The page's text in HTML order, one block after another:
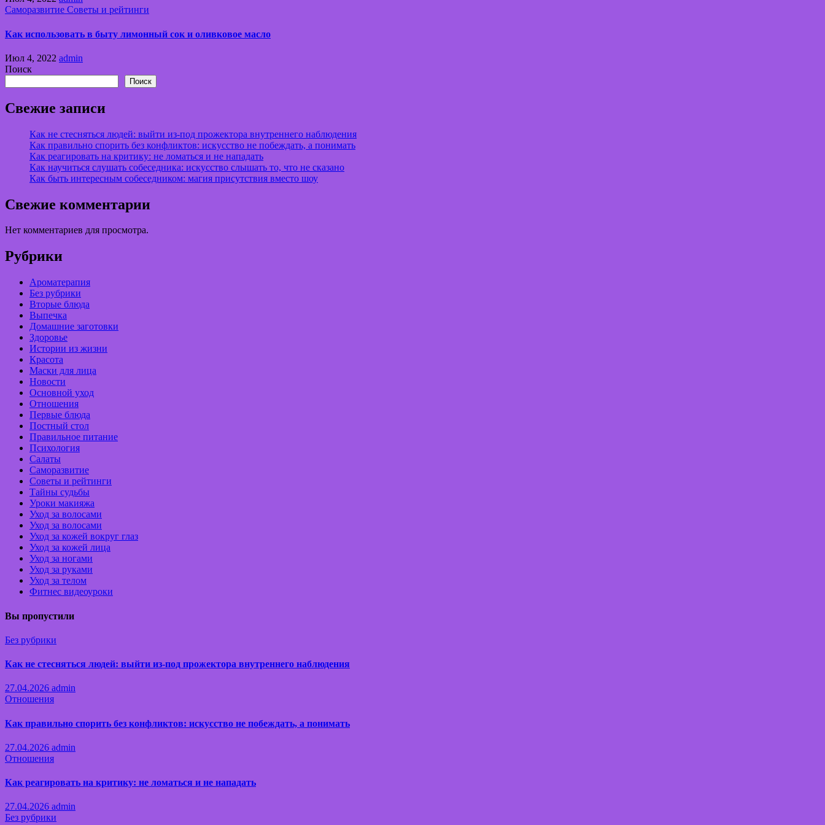
Саморазвитие Советы и рейтинги
Как использовать в быту лимонный сок и оливковое масло
Июл 4, 2022 admin
Поиск
Поиск
Свежие записи
Как не стесняться людей: выйти из-под прожектора внутреннего наблюдения
Как правильно спорить без конфликтов: искусство не побеждать, а понимать
Как реагировать на критику: не ломаться и не нападать
Как научиться слушать собеседника: искусство слышать то, что не сказано
Как быть интересным собеседником: магия присутствия вместо шоу
Свежие комментарии
Нет комментариев для просмотра.
Рубрики
Ароматерапия
Без рубрики
Вторые блюда
Выпечка
Домашние заготовки
Здоровье
Истории из жизни
Красота
Маски для лица
Новости
Основной уход
Отношения
Первые блюда
Постный стол
Правильное питание
Психология
Салаты
Саморазвитие
Советы и рейтинги
Тайны судьбы
Уроки макияжа
Уход за волосами
Уход за волосами
Уход за кожей вокруг глаз
Уход за кожей лица
Уход за ногами
Уход за руками
Уход за телом
Фитнес видеоуроки
Вы пропустили
Без рубрики
Как не стесняться людей: выйти из-под прожектора внутреннего наблюдения
27.04.2026 admin
Отношения
Как правильно спорить без конфликтов: искусство не побеждать, а понимать
27.04.2026 admin
Отношения
Как реагировать на критику: не ломаться и не нападать
27.04.2026 admin
Без рубрики